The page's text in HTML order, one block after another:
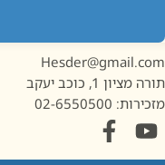
1, כוכב יעקב
02-6550500